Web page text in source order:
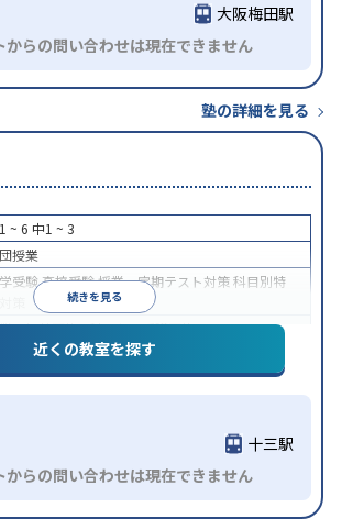
大阪梅田駅
からの問い合わせは現在できません
塾の詳細を見る
続きを見る
~ 6 中1 ~ 3
授業
受験高校受験授業・定期テスト対策科目別特
の振替可能1科目から受講可能
近くの教室を探す
十三駅
からの問い合わせは現在できません